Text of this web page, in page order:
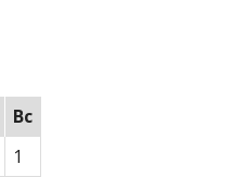
Вс
1